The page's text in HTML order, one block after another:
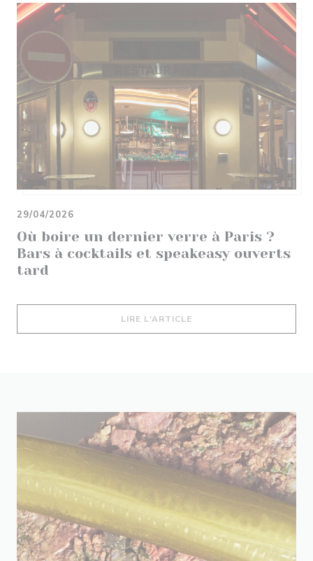
Où boire un dernier verre à Paris ?
Bars à cocktails et speakeasy ouverts
tard
29/04/2026
LIRE L'ARTICLE